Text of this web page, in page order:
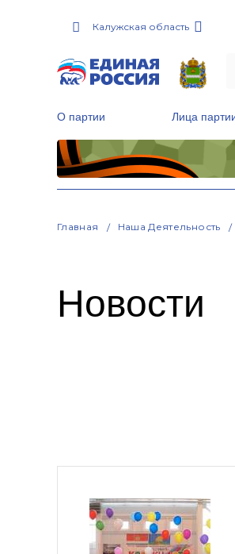
Калужская область
О партии Лица
Главная Наша Деятельность
Новости